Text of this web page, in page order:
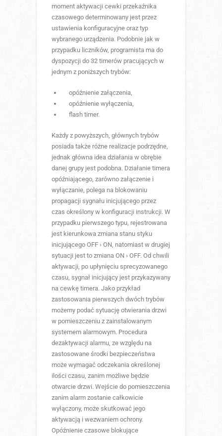
moment aktywacji cewki przekaźnika
czasowego determinowany jest przez
ustawienia konfiguracyjne oraz typ
wybranego urządzenia. Podobnie jak w
przypadku liczników, programista ma do
dyspozycji do 32 timerów pracujących w
jednym z poniższych trybów:
opóźnienie załączenia,
opóźnienie wyłączenia,
flash timer.
Każdy z powyższych, głównych trybów
posiada także różne realizacje podrzędne,
jednak główna idea działania w obrębie
danej grupy jest podobna. Działanie timera
opóźniającego, zarówno załączenie i
wyłączanie, polega na blokowaniu
propagacji sygnału inicjującego przez
czas określony w konfiguracji instrukcji. W
przypadku pierwszego typu, rejestrowana
jest kierunkowa zmiana stanu styku
inicjującego OFF › ON, natomiast w drugiej
sytuacji jest to zmiana ON › OFF. Od chwili
aktywacji, po upłynięciu sprecyzowanego
czasu, sygnał inicjujący jest przykazywany
na cewkę timera. Jako przykład
zastosowania pierwszych dwóch trybów
możemy podać sytuację otwierania drzwi
w pomieszczeniu z zainstalowanym
systemem alarmowym. Procedura
dezaktywacji alarmu, ze względu na
zastosowane środki bezpieczeństwa
może wymagać odczekania określonej
ilości czasu, zanim możliwe będzie
otwarcie drzwi. Wejście do pomieszczenia
zanim alarm zostanie całkowicie
wyłączony, może skutkować jego
aktywacją i wezwaniem ochrony.
Opóźnienie czasowe blokujące